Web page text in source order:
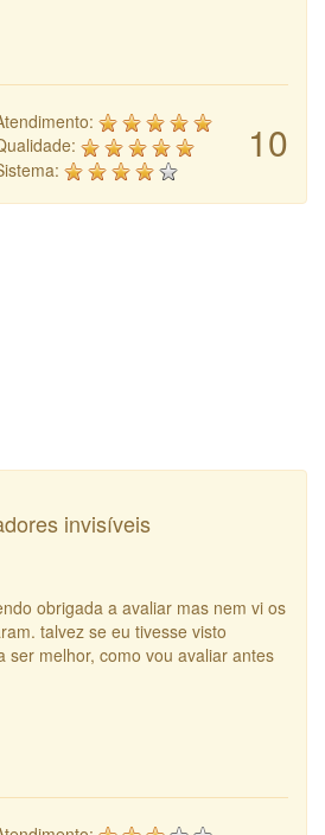
10
invisíveis
obrigada a avaliar mas nem vi os
talvez se eu tivesse visto
ser melhor, como vou avaliar antes